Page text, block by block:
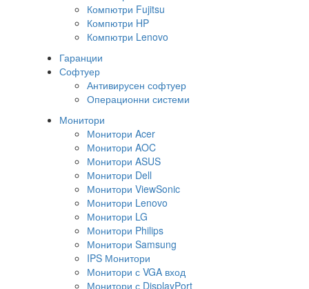
Компютри Fujitsu
Компютри HP
Компютри Lenovo
Гаранции
Софтуер
Антивирусен софтуер
Операционни системи
Монитори
Монитори Acer
Монитори AOC
Монитори ASUS
Монитори Dell
Монитори ViewSonic
Монитори Lenovo
Монитори LG
Монитори Philips
Монитори Samsung
IPS Монитори
Монитори с VGA вход
Монитори с DisplayPort